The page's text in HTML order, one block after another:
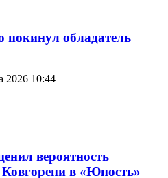
обладатель
2026 10:44
вероятность
в «Юность»